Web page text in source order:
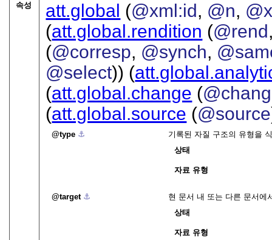
속성 att.global (@xml:id, @n,
(att.global.rendition (@rend
(@corresp, @synch,
@select)) (
(att.global.change (
(att.global.source (@source
type ⚓︎
기록된 자질 구조의 유형을
상태
자료 유형
target ⚓︎
현 문서 내 또는 다른 문서에
상태
자료 유형